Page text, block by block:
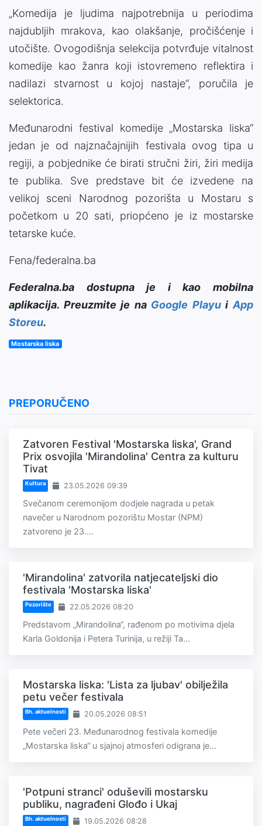
„Komedija je ljudima najpotrebnija u periodima
najdubljih mrakova, kao olakšanje, pročišćenje i
utočište. Ovogodišnja selekcija potvrđuje vitalnost
komedije kao žanra koji istovremeno reflektira i
nadilazi stvarnost u kojoj nastaje“, poručila je
selektorica.
Međunarodni festival komedije „Mostarska liska“
jedan je od najznačajnijih festivala ovog tipa u
regiji, a pobjednike će birati stručni žiri, žiri medija
te publika. Sve predstave bit će izvedene na
velikoj sceni Narodnog pozorišta u Mostaru s
početkom u 20 sati, priopćeno je iz mostarske
tetarske kuće.
Fena/federalna.ba
Federalna.ba dostupna je i kao mobilna
aplikacija. Preuzmite je na Google PlayuiApp
Storeu.
Mostarska liska
PREPORUČENO
Zatvoren Festival 'Mostarska liska', Grand
Prix osvojila 'Mirandolina' Centra za kulturu
Tivat
Kultura 23.05.2026 09:39
Svečanom ceremonijom dodjele nagrada u petak
navečer u Narodnom pozorištu Mostar (NPM)
zatvoreno je 23....
'Mirandolina' zatvorila natjecateljski dio
festivala 'Mostarska liska'
Pozorište 22.05.2026 08:20
Predstavom „Mirandolina“, rađenom po motivima djela
Karla Goldonija i Petera Turinija, u režiji Ta...
Mostarska liska: 'Lista za ljubav' obilježila
petu večer festivala
Bh. aktuelnosti 20.05.2026 08:51
Pete večeri 23. Međunarodnog festivala komedije
„Mostarska liska“ u sjajnoj atmosferi odigrana je...
'Potpuni stranci' oduševili mostarsku
publiku, nagrađeni Glođo i Ukaj
Bh. aktuelnosti 19.05.2026 08:28